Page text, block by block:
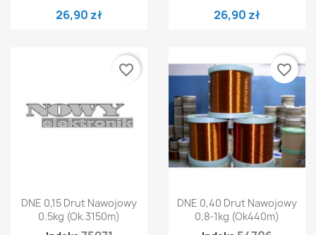
26,90 zł
26,90 zł
DNE 0,15 Drut Nawojowy
0.5kg (ok.3150m)
favorite_border
DNE 0,40 Drut Nawojowy
0,8-1kg (ok440m)
favorite_border